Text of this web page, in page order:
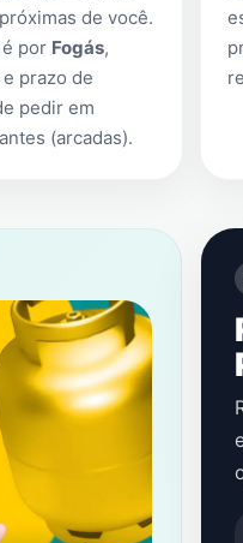
de você.
é por Fogás,
prazo de
pedir em
(arcadas).